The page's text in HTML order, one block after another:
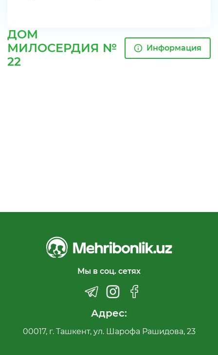
ДОМ
МИЛОСЕРДИЯ №
22
Информация
Мы в соц. сетях
Адрес:
00017, г. Ташкент, ул. Шарофа Рашидова, 23